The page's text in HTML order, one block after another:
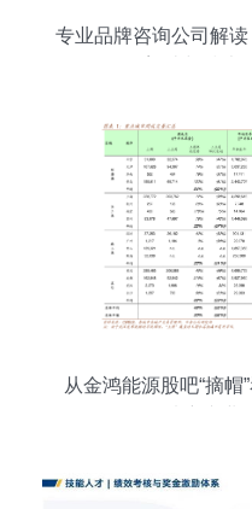
专业品牌咨询公司解
从金鸿能源股吧“摘帽